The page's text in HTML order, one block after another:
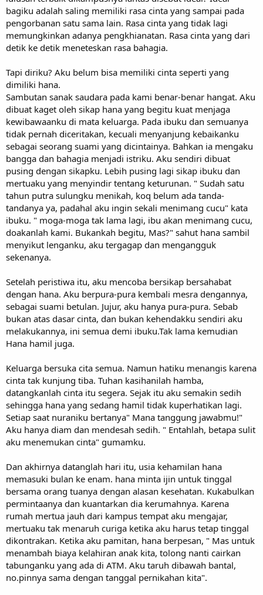
bagiku adalah saling memiliki rasa cinta yang sampai pada
pengorbanan satu sama lain. Rasa cinta yang tidak lagi
memungkinkan adanya pengkhianatan. Rasa cinta yang dari
detik ke detik meneteskan rasa bahagia.
Tapi diriku? Aku belum bisa memiliki cinta seperti yang
dimiliki hana.
Sambutan sanak saudara pada kami benar-benar hangat. Aku
dibuat kaget oleh sikap hana yang begitu kuat menjaga
kewibawaanku di mata keluarga. Pada ibuku dan semuanya
tidak pernah diceritakan, kecuali menyanjung kebaikanku
sebagai seorang suami yang dicintainya. Bahkan ia mengaku
bangga dan bahagia menjadi istriku. Aku sendiri dibuat
pusing dengan sikapku. Lebih pusing lagi sikap ibuku dan
mertuaku yang menyindir tentang keturunan. " Sudah satu
tahun putra sulungku menikah, koq belum ada tanda-
tandanya ya, padahal aku ingin sekali menimang cucu" kata
ibuku. " moga-moga tak lama lagi, ibu akan menimang cucu,
doakanlah kami. Bukankah begitu, Mas?" sahut hana sambil
menyikut lenganku, aku tergagap dan mengangguk
sekenanya.
Setelah peristiwa itu, aku mencoba bersikap bersahabat
dengan hana. Aku berpura-pura kembali mesra dengannya,
sebagai suami betulan. Jujur, aku hanya pura-pura. Sebab
bukan atas dasar cinta, dan bukan kehendakku sendiri aku
melakukannya, ini semua demi ibuku.Tak lama kemudian
Hana hamil juga.
Keluarga bersuka cita semua. Namun hatiku menangis karena
cinta tak kunjung tiba. Tuhan kasihanilah hamba,
datangkanlah cinta itu segera. Sejak itu aku semakin sedih
sehingga hana yang sedang hamil tidak kuperhatikan lagi.
Setiap saat nuraniku bertanya" Mana tanggung jawabmu!"
Aku hanya diam dan mendesah sedih. " Entahlah, betapa sulit
aku menemukan cinta" gumamku.
Dan akhirnya datanglah hari itu, usia kehamilan hana
memasuki bulan ke enam. hana minta ijin untuk tinggal
bersama orang tuanya dengan alasan kesehatan. Kukabulkan
permintaanya dan kuantarkan dia kerumahnya. Karena
rumah mertua jauh dari kampus tempat aku mengajar,
mertuaku tak menaruh curiga ketika aku harus tetap tinggal
dikontrakan. Ketika aku pamitan, hana berpesan, " Mas untuk
menambah biaya kelahiran anak kita, tolong nanti cairkan
tabunganku yang ada di ATM. Aku taruh dibawah bantal,
no.pinnya sama dengan tanggal pernikahan kita".